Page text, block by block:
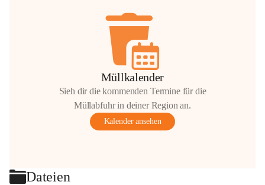
Müllkalender
Sieh dir die kommenden Termine für die
Müllabfuhr in deiner Region an.
Kalender ansehen
Dateien